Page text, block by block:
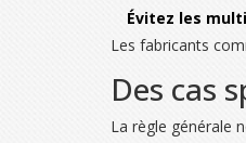
Évitez les
Les fabricants
Des cas
La règle générale